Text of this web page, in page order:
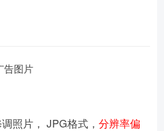
照片， JPG格式， 分辨率偏